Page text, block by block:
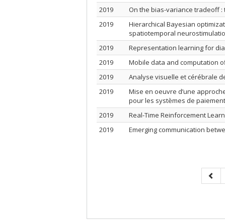
2019
On the bias-variance tradeoff
2019
Hierarchical Bayesian
spatiotemporal
2019 Representation learning for
2019
Mobile data and computation
2019
Analyse visuelle et cérébrale
2019
Mise en oeuvre d’une
pour les systèmes de
2019 Real-Time Reinforcement
2019
Emerging communication